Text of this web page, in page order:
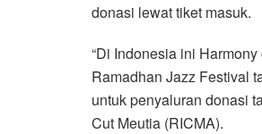
donasi lewat tiket masuk.
“Di Indonesia ini
Ramadhan Jazz Festival
untuk penyaluran donasi
Cut Meutia (RICMA).